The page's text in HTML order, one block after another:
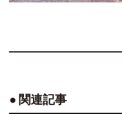
関連記事